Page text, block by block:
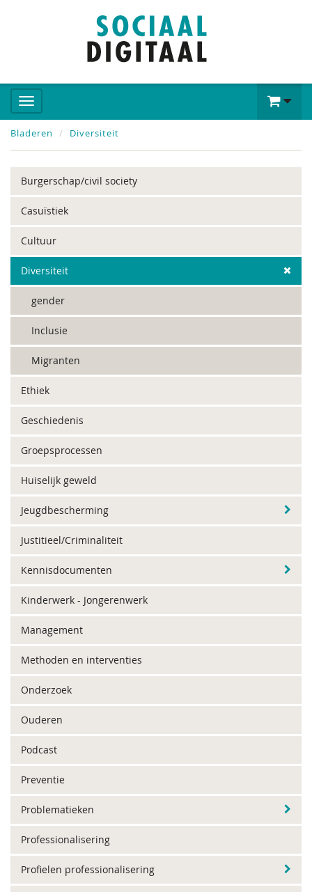
Bladeren Diversiteit
Burgerschap/civil society
Casuïstiek
Cultuur
Diversiteit
gender
Inclusie
Migranten
Ethiek
Geschiedenis
Groepsprocessen
Huiselijk geweld
Jeugdbescherming
Justitieel/Criminaliteit
Kennisdocumenten
Kinderwerk - Jongerenwerk
Management
Methoden en interventies
Onderzoek
Ouderen
Podcast
Preventie
Problematieken
Professionalisering
Profielen professionalisering